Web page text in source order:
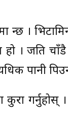
हुन्छ ।
। जति
पानी
गर्नुहोस्